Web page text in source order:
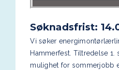
Søknadsfrist:
Vi søker
Hammerfest. Tiltredelse 1.
mulighet for sommerjobb